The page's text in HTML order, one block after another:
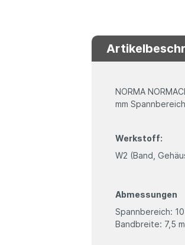
NORMA
mm
Werkstoff:
W2 (Band,
Abmessungen
Spannbereich: 10
Bandbreite: 7,5